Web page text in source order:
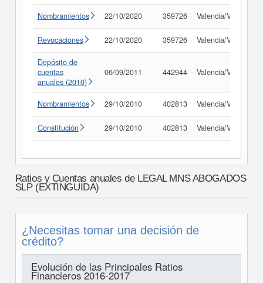
Nombramientos 22/10/2020 359726 Valencia/València
Revocaciones 22/10/2020 359726 Valencia/València
Depósito de
cuentas
anuales (2010)
06/09/2011 442944 Valencia/València
Nombramientos 29/10/2010 402813 Valencia/València
Constitución 29/10/2010 402813 Valencia/València
Ratios y Cuentas anuales de LEGAL MNS ABOGADOS
SLP (EXTINGUIDA)
¿Necesitas tomar una decisión de
crédito?
Evolución de las Principales Ratios
Financieros 2016-2017